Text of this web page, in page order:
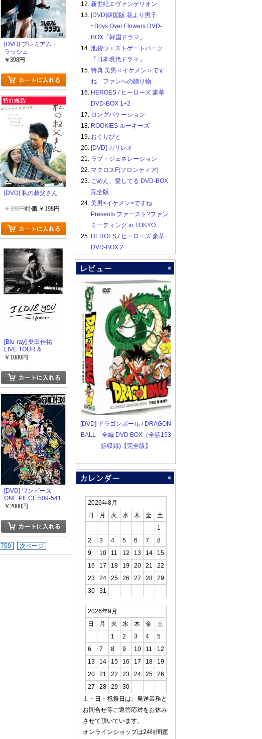
[DVD] プレミアム・
ラッシュ
￥398円
[DVD] 私の叔父さん
￥398円特価:￥198円
[Blu-ray] 桑田佳祐
LIVE TOUR &
DOCUMENT FILM「I
forever-」
￥1080円
[DVD] ワンピース
ONE PIECE 509-541
￥2000円
759 次ページ
12. 新世紀エヴァンゲリオン
13. [DVD]韓国版 花より男子
~Boys Over Flowers DVD-
BOX「韓国ドラマ」
14. 池袋ウエストゲートパーク
「日本現代ドラマ」
15. 特典 美男＜イケメン＞です
ね ファンへの贈り物
16. HEROES / ヒーローズ 豪華
DVD-BOX 1+2
17. ロングバケーション
18. ROOKIES ルーキーズ
19. おくりびと
20. [DVD] ガリレオ
21. ラブ・ジェネレーション
22. マクロスF(フロンティア)
23. ごめん、愛してる DVD-BOX
完全版
24. 美男<イケメン>ですね
Presents ファースト?ファン
ミーティング in TOKYO
25. HEROES / ヒーローズ 豪華
DVD-BOX 2
[DVD] ドラゴンボール / DRAGON
BALL 全編 DVD BOX（全話153
話収録)【完全版】
2026年8月
日
月 火 水 木 金
土
1
2
3 4 5 6 7
8
9
10 11 12 13 14
15
16
17 18 19 20 21
22
23
24 25 26 27 28
29
30
31
2026年9月
日
月 火 水 木 金
土
1
2 3 4
5
6
7 8 9 10 11
12
13
14 15 16 17 18
19
20
21 22 23 24 25
26
27
28 29
30
土・日・祝祭日は、発送業務と
お問合せ等ご返答応対をお休み
させて頂いています。
オンラインショップは24時間運